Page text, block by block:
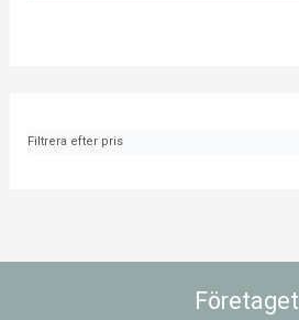
Filtrera efter pris
Företaget